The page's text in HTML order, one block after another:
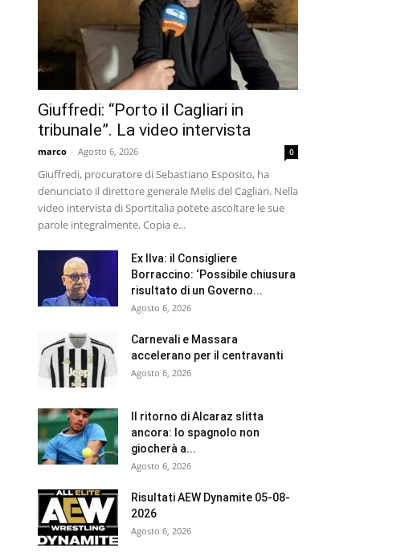
Giuffredi: “Porto il Cagliari in
tribunale”. La video intervista
marco - Agosto 6, 2026 0
Giuffredi, procuratore di Sebastiano Esposito, ha
denunciato il direttore generale Melis del Cagliari. Nella
video intervista di Sportitalia potete ascoltare le sue
parole integralmente. Copia e...
Ex Ilva: il Consigliere
Borraccino: ‘Possibile chiusura
risultato di un Governo...
Agosto 6, 2026
Carnevali e Massara
accelerano per il centravanti
Agosto 6, 2026
Il ritorno di Alcaraz slitta
ancora: lo spagnolo non
giocherà a...
Agosto 6, 2026
Risultati AEW Dynamite 05-08-
2026
Agosto 6, 2026